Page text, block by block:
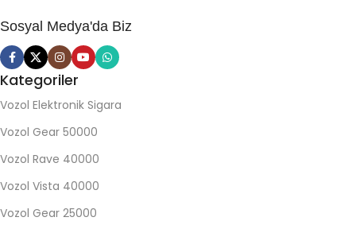
Sosyal Medya'da Biz
Kategoriler
Vozol Elektronik Sigara
Vozol Gear 50000
Vozol Rave 40000
Vozol Vista 40000
Vozol Gear 25000